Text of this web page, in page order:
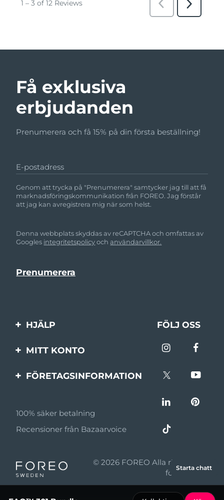
Få exklusiva
erbjudanden
Prenumerera och få 15% på din första beställning!
E-postadress
Genom att trycka på "Prenumerera" samtycker jag till att få
marknadsföringskommunikation från FOREO. Jag förstår
att jag kan avregistrera mig när som helst.
Denna webbplats skyddas av reCAPTCHA och omfattas av
Googles integritetspolicyochanvändarvillkor.
HJÄLP
Kontakta oss
FÖLJ OSS
MITT KONTO
Produktregistrering
FÖRETAGSINFORMATION
Affiliateprogram
Affiliate-nyheter
Återförsäljare
100% säker betalning
Recensioner från Bazaarvoice
© 2026 FOREO Alla rättigheter
förbehållna
Starta chatt